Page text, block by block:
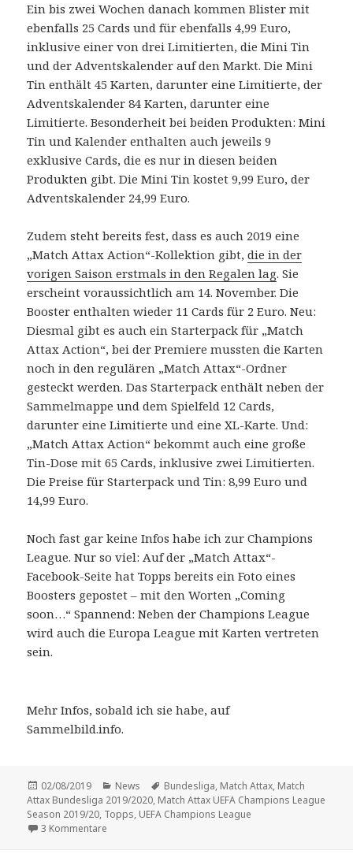
Ein bis zwei Wochen danach kommen Blister mit
ebenfalls 25 Cards und für ebenfalls 4,99 Euro,
inklusive einer von drei Limitierten, die Mini Tin
und der Adventskalender auf den Markt. Die Mini
Tin enthält 45 Karten, darunter eine Limitierte, der
Adventskalender 84 Karten, darunter eine
Limitierte. Besonderheit bei beiden Produkten: Mini
Tin und Kalender enthalten auch jeweils 9
exklusive Cards, die es nur in diesen beiden
Produkten gibt. Die Mini Tin kostet 9,99 Euro, der
Adventskalender 24,99 Euro.
Zudem steht bereits fest, dass es auch 2019 eine
„Match Attax Action“-Kollektion gibt,die in der
vorigen Saison erstmals in den Regalen lag. Sie
erscheint voraussichtlich am 14. November. Die
Booster enthalten wieder 11 Cards für 2 Euro. Neu:
Diesmal gibt es auch ein Starterpack für „Match
Attax Action“, bei der Premiere mussten die Karten
noch in den regulären „Match Attax“-Ordner
gesteckt werden. Das Starterpack enthält neben der
Sammelmappe und dem Spielfeld 12 Cards,
darunter eine Limitierte und eine XL-Karte. Und:
„Match Attax Action“ bekommt auch eine große
Tin-Dose mit 65 Cards, inklusive zwei Limitierten.
Die Preise für Starterpack und Tin: 8,99 Euro und
14,99 Euro.
Noch fast gar keine Infos habe ich zur Champions
League. Nur so viel: Auf der „Match Attax“-
Facebook-Seite hat Topps bereits ein Foto eines
Boosters gepostet – mit den Worten „Coming
soon…“ Spannend: Neben der Champions League
wird auch die Europa League mit Karten vertreten
sein.
Mehr Infos, sobald ich sie habe, auf
Sammelbild.info.
Veröffentlicht
am
02/08/2019 Kategorien
News Schlagwörter
Bundesliga, Match Attax, Match
Attax Bundesliga 2019/2020, Match Attax UEFA Champions League
Season 2019/20, Topps, UEFA Champions League
3 Kommentare